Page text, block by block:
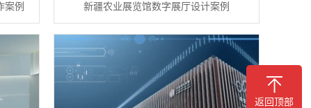
案例 新疆农业展览馆数字展厅设计案例
返回顶部